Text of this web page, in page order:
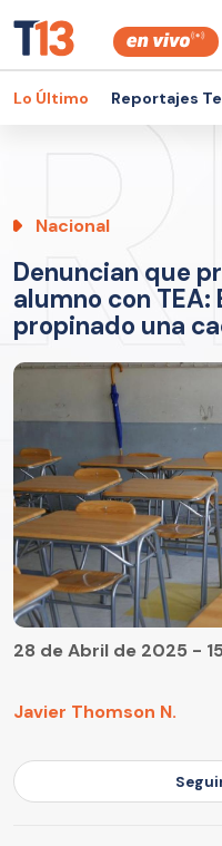
Lo Último Reportajes
Nacional
Denuncian que
alumno con TEA:
propinado una
Javier Thomson N.
28 de Abril de 2025 -